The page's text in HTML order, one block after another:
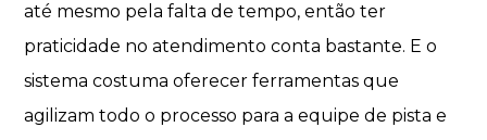
até mesmo pela falta de tempo, então ter
praticidade no atendimento conta bastante. E o
sistema costuma oferecer ferramentas que
agilizam todo o processo para a equipe de pista e